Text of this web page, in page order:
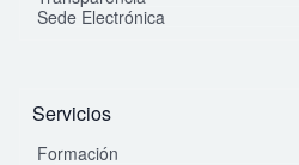
Sede Electrónica
Servicios
Formación